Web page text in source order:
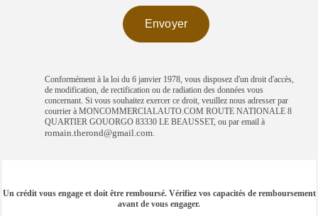
Conformément à la loi du 6 janvier 1978, vous disposez d'un droit d'accès,
de modification, de rectification ou de radiation des données vous
concernant. Si vous souhaitez exercer ce droit, veuillez nous adresser par
courrier à MONCOMMERCIALAUTO.COM ROUTE NATIONALE 8
QUARTIER GOUORGO 83330 LE BEAUSSET, ou par email à
romain.therond@gmail.com.
Un crédit vous engage et doit être remboursé. Vérifiez vos capacités de remboursement
avant de vous engager.